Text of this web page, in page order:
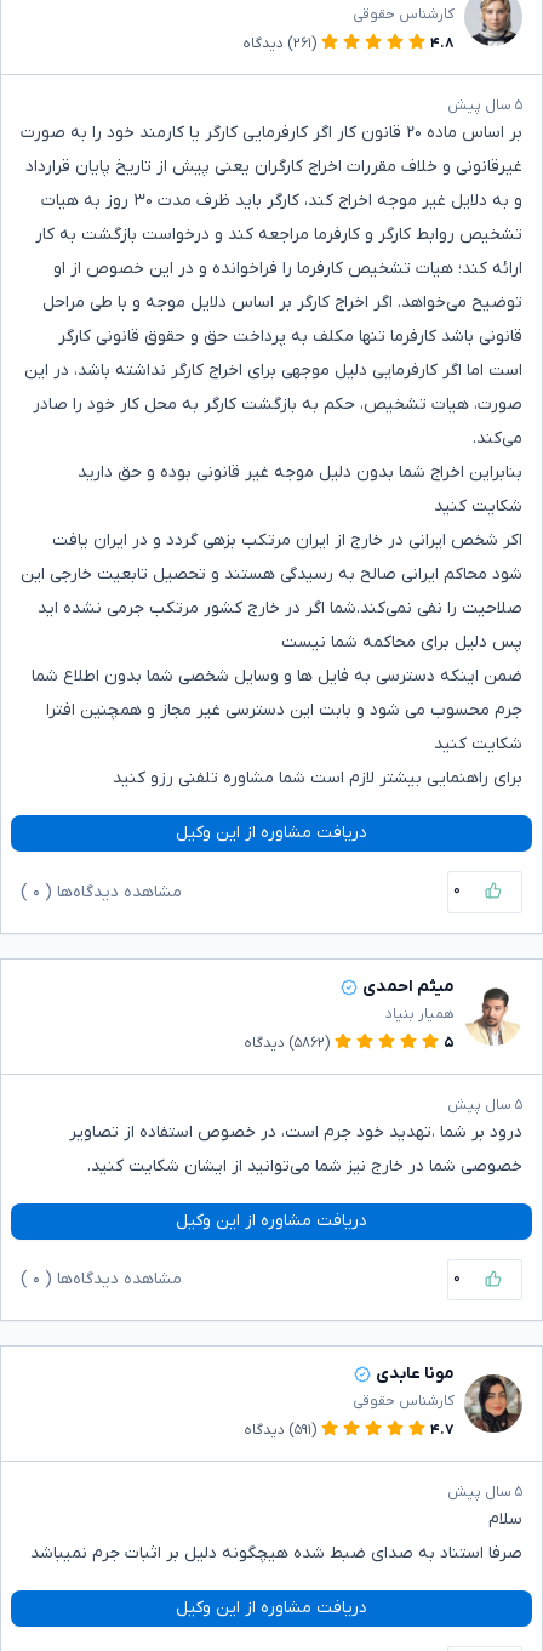
کارشناس حقوقی
۴.۸
(۲۶۱) دیدگاه
۵ سال پیش
بر اساس ماده ۲۰ قانون کار اگر کارفرمایی کارگر یا کارمند خود را به صورت
غیرقانونی و خلاف مقررات اخراج کارگران یعنی پیش از تاریخ پایان قرارداد
و به دلایل غیر موجه اخراج کند، کارگر باید ظرف مدت ۳۰ روز به هیات
تشخیص روابط کارگر و کارفرما مراجعه کند و درخواست بازگشت به کار
ارائه کند؛ هیات تشخیص کارفرما را فراخوانده و در این خصوص از او
توضیح می‌خواهد. اگر اخراج کارگر بر اساس دلایل موجه و با طی مراحل
قانونی باشد کارفرما تنها مکلف به پرداخت حق و حقوق قانونی کارگر
است اما اگر کارفرمایی دلیل موجهی برای اخراج کارگر نداشته باشد، در این
صورت، هیات تشخیص، حکم به بازگشت کارگر به محل کار خود را صادر
می‌کند.
بنابراین اخراج شما بدون دلیل موجه غیر قانونی بوده و حق دارید
شکایت کنید
اکر شخص ایرانی در خارج از ایران مرتکب بزهی گردد و در ایران یافت
شود محاکم ایرانی صالح به رسیدگی هستند و تحصیل تابعیت خارجی این
صلاحیت را نفی نمی‌کند.شما اگر در خارج کشور مرتکب جرمی نشده اید
پس دلیل برای محاکمه شما نیست
ضمن اینکه دسترسی به فایل ها و وسایل شخصی شما بدون اطلاع شما
جرم محسوب می شود و بابت این دسترسی غیر مجاز و همچنین افترا
شکایت کنید
برای راهنمایی بیشتر لازم است شما مشاوره تلفنی رزو کنید
دریافت مشاوره از این وکیل
۰ مشاهده دیدگاه‌ها ( ۰
میثم احمدی
همیار بنیاد
۵
(۵۸۶۲) دیدگاه
۵ سال پیش
درود بر شما ،تهدید خود جرم است، در خصوص استفاده از تصاویر
خصوصی شما در خارج نیز شما می‌توانید از ایشان شکایت کنید.
دریافت مشاوره از این وکیل
۰ مشاهده دیدگاه‌ها ( ۰
مونا عابدی
کارشناس حقوقی
۴.۷
(۵۹۱) دیدگاه
۵ سال پیش
سلام
صرفا استناد به صدای ضبط شده هیچگونه دلیل بر اثبات جرم نمیباشد
دریافت مشاوره از این وکیل